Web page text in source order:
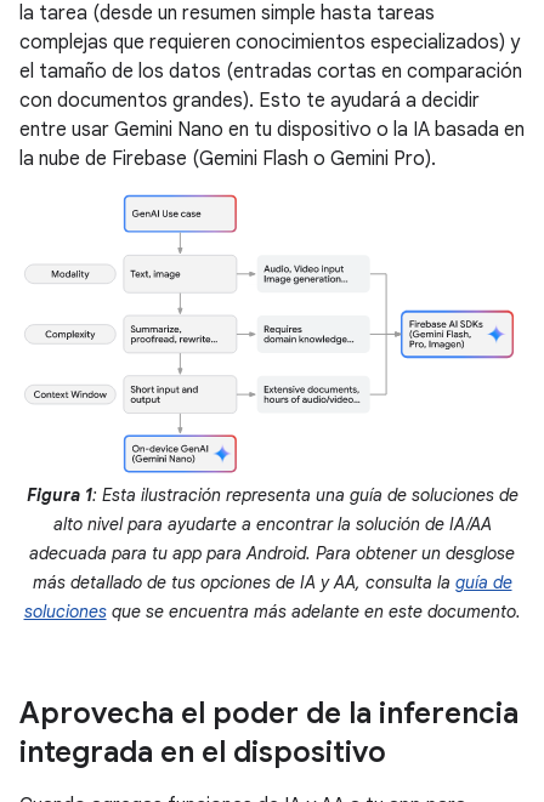
la tarea (desde un resumen simple hasta tareas
complejas que requieren conocimientos especializados) y
el tamaño de los datos (entradas cortas en comparación
con documentos grandes). Esto te ayudará a decidir
entre usar Gemini Nano en tu dispositivo o la IA basada en
la nube de Firebase (Gemini Flash o Gemini Pro).
Figura 1: Esta ilustración representa una guía de soluciones de
alto nivel para ayudarte a encontrar la solución de IA/AA
adecuada para tu app para Android. Para obtener un desglose
más detallado de tus opciones de IA y AA, consulta la guía de
solucionesque se encuentra más adelante en este documento.
Aprovecha el poder de la inferencia
integrada en el dispositivo